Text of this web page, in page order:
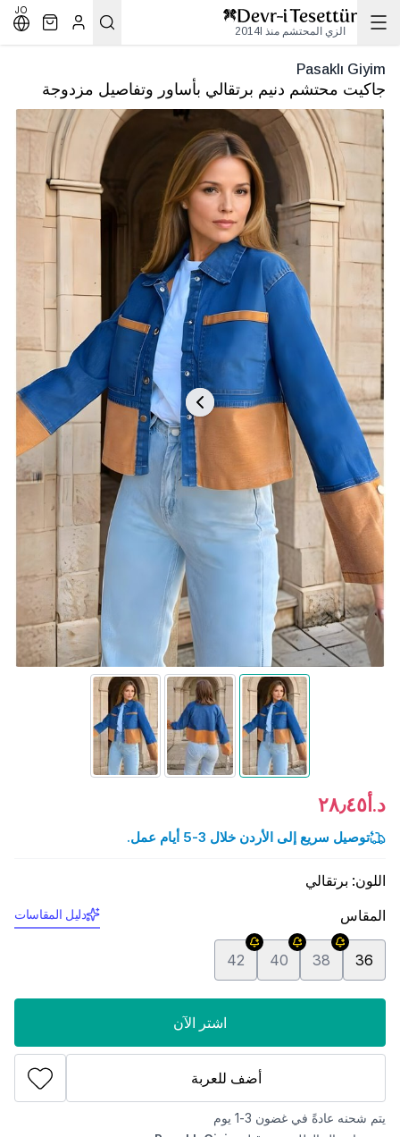
الزي المحتشم منذ 2014l
JO
Pasaklı Giyim
جاكيت محتشم دنيم برتقالي بأساور وتفاصيل مزدوجة
د.أ٢٨٫٤٥
توصيل سريع إلى الأردن خلال 3-5 أيام عمل.
اللون: برتقالي
المقاس
دليل المقاسات
36
38
40
42
اشتر الآن
أضف للعربة
يتم شحنه عادةً في غضون 3-1 يوم